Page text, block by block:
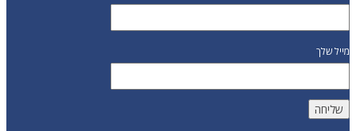
מייל שלך